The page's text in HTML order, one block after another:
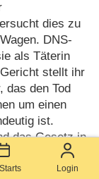
Login
dies zu
DNS-
als Täterin
stellt ihr
das den Tod
um einen
ist.
das Gesetz in
eine